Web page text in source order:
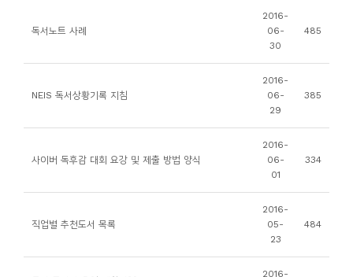
독서노트 사례
2016-
06-
30
485
NEIS 독서상황기록 지침
2016-
06-
29
385
사이버 독후감 대회 요강 및 제출 방법 양식
2016-
06-
01
334
직업별 추천도서 목록
2016-
05-
23
484
2016-